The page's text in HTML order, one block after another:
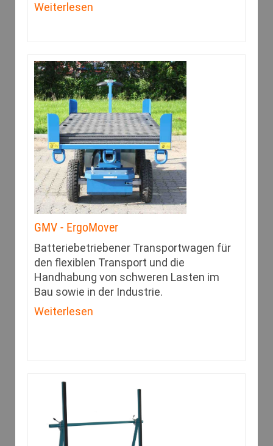
Weiterlesen
GMV - ErgoMover
Batteriebetriebener Transportwagen für
den flexiblen Transport und die
Handhabung von schweren Lasten im
Bau sowie in der Industrie.
Weiterlesen